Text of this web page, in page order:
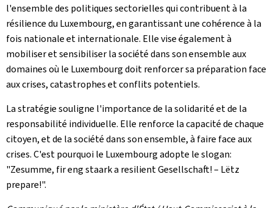
l'ensemble des politiques sectorielles qui contribuent à la
résilience du Luxembourg, en garantissant une cohérence à la
fois nationale et internationale. Elle vise également à
mobiliser et sensibiliser la société dans son ensemble aux
domaines où le Luxembourg doit renforcer sa préparation face
aux crises, catastrophes et conflits potentiels.
La stratégie souligne l'importance de la solidarité et de la
responsabilité individuelle. Elle renforce la capacité de chaque
citoyen, et de la société dans son ensemble, à faire face aux
crises. C'est pourquoi le Luxembourg adopte le slogan:
"Zesumme, fir eng staark a resilient Gesellschaft!– Lëtz
prepare!".